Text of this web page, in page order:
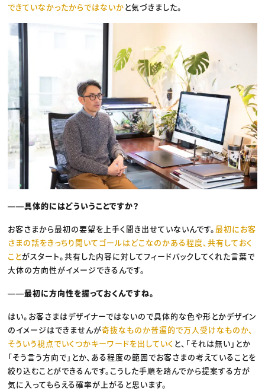
できていなかったからではないかと気づきました。
――具体的にはどういうことですか？
お客さまから最初の要望を上手く聞き出せていないんです。最初にお客
さまの話をきっちり聞いてゴールはどこなのかある程度、共有しておく
ことがスタート。共有した内容に対してフィードバックしてくれた言葉で
大体の方向性がイメージできるんです。
――最初に方向性を握っておくんですね。
はい。お客さまはデザイナーではないので具体的な色や形とかデザイン
のイメージはできませんが奇抜なものか普遍的で万人受けなものか、
そういう視点でいくつかキーワードを出していく と、「それは無い」とか
「そう言う方向で」とか、ある程度の範囲でお客さまの考えていることを
絞り込むことができるんです。こうした手順を踏んでから提案する方が
気に入ってもらえる確率が上がると思います。